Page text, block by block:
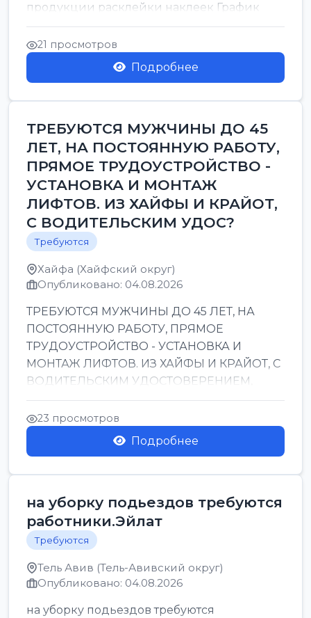
продукции расклейки наклеек График
работы: с 7:00 до 16:00 Оплата: 38 в ...
21 просмотров
Подробнее
ТРЕБУЮТСЯ МУЖЧИНЫ ДО 45
ЛЕТ, НА ПОСТОЯННУЮ РАБОТУ,
ПРЯМОЕ ТРУДОУСТРОЙСТВО -
УСТАНОВКА И МОНТАЖ
ЛИФТОВ. ИЗ ХАЙФЫ И КРАЙОТ,
С ВОДИТЕЛЬСКИМ УДОС?
Требуются
Хайфа (Хайфский округ)
Опубликовано: 04.08.2026
ТРЕБУЮТСЯ МУЖЧИНЫ ДО 45 ЛЕТ, НА
ПОСТОЯННУЮ РАБОТУ, ПРЯМОЕ
ТРУДОУСТРОЙСТВО - УСТАНОВКА И
МОНТАЖ ЛИФТОВ. ИЗ ХАЙФЫ И КРАЙОТ, С
ВОДИТЕЛЬСКИМ УДОСТОВЕРЕНИЕМ,
ПРИВЕТСТВУЮТСЯ НАВЫКИ СВАРЩИКА.
ОБУЧЕНИЕ В ПРОЦ...
23 просмотров
Подробнее
на уборку подьездов требуются
работники.Эйлат
Требуются
Тель Авив (Тель-Авивский округ)
Опубликовано: 04.08.2026
на уборку подьездов требуются